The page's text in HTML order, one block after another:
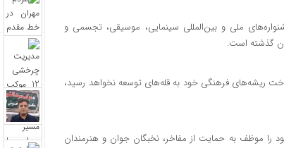
ملی و بین‌المللی سینمایی، موسیقی، تجسمی و
گذشته است.
ریشه‌های فرهنگی خود به قله‌های توسعه نخواهد رسید،
را موظف به حمایت از مفاخر، نخبگان جوان و هنرمندان